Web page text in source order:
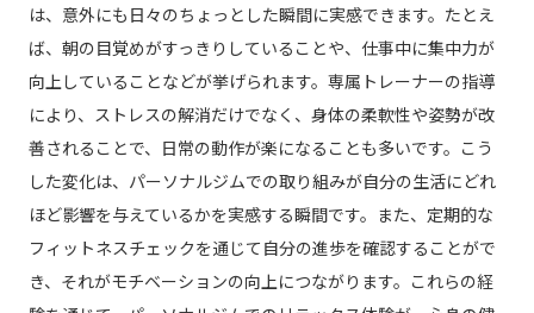
は、意外にも日々のちょっとした瞬間に実感できます。たとえ
ば、朝の目覚めがすっきりしていることや、仕事中に集中力が
向上していることなどが挙げられます。専属トレーナーの指導
により、ストレスの解消だけでなく、身体の柔軟性や姿勢が改
善されることで、日常の動作が楽になることも多いです。こう
した変化は、パーソナルジムでの取り組みが自分の生活にどれ
ほど影響を与えているかを実感する瞬間です。また、定期的な
フィットネスチェックを通じて自分の進歩を確認することがで
き、それがモチベーションの向上につながります。これらの経